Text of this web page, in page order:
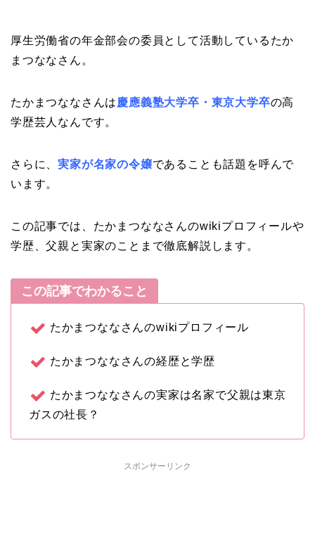
厚生労働省の年金部会の委員として活動しているたか
まつななさん。
たかまつななさんは 慶應義塾大学卒・東京大学卒の高
学歴芸人なんです。
さらに、実家が名家の令嬢であることも話題を呼んで
います。
この記事では、たかまつななさんのwikiプロフィールや
学歴、父親と実家のことまで徹底解説します。
この記事でわかること
たかまつななさんのwikiプロフィール
たかまつななさんの経歴と学歴
たかまつななさんの実家は名家で父親は東京
ガスの社長？
スポンサーリンク